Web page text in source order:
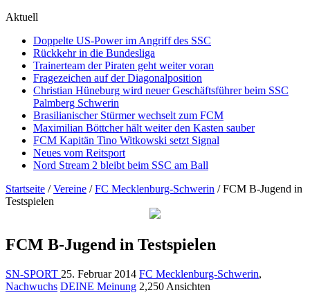
Aktuell
Doppelte US-Power im Angriff des SSC
Rückkehr in die Bundesliga
Trainerteam der Piraten geht weiter voran
Fragezeichen auf der Diagonalposition
Christian Hüneburg wird neuer Geschäftsführer beim SSC
Palmberg Schwerin
Brasilianischer Stürmer wechselt zum FCM
Maximilian Böttcher hält weiter den Kasten sauber
FCM Kapitän Tino Witkowski setzt Signal
Neues vom Reitsport
Nord Stream 2 bleibt beim SSC am Ball
Startseite / Vereine / FC Mecklenburg-Schwerin / FCM B-Jugend in
Testspielen
FCM B-Jugend in Testspielen
SN-SPORT 25. Februar 2014 FC Mecklenburg-Schwerin,
Nachwuchs DEINE Meinung 2,250 Ansichten